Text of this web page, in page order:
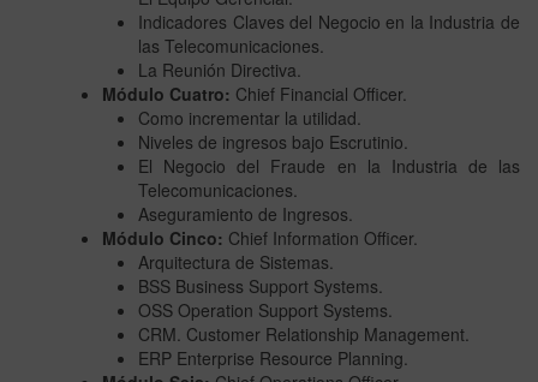
Indicadores Claves del Negocio en la Industria de
las Telecomunicaciones.
La Reunión Directiva.
Módulo Cuatro: Chief Financial Officer.
Como incrementar la utilidad.
Niveles de ingresos bajo Escrutinio.
El Negocio del Fraude en la Industria de las
Telecomunicaciones.
Aseguramiento de Ingresos.
Módulo Cinco: Chief Information Officer.
Arquitectura de Sistemas.
BSS Business Support Systems.
OSS Operation Support Systems.
CRM. Customer Relationship Management.
ERP Enterprise Resource Planning.